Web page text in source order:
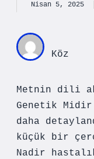
Nisan 5, 2025
Köz
Metnin dili
Genetik
daha
küçük bir
Nadir